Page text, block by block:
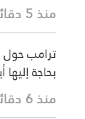
منذ 5 دقائق
ترامب حول
بحاجة
منذ 6 دقائق